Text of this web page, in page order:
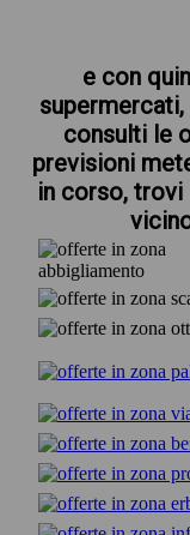
e con
consulti le
previsioni
in corso, trovi